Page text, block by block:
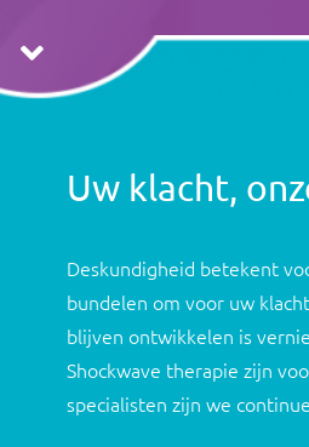
Uw klacht,
Deskundigheid betekent
bundelen om voor uw
blijven ontwikkelen is
Shockwave therapie zijn
specialisten zijn we